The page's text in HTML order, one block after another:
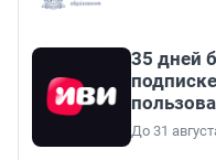
35 дней
До 31